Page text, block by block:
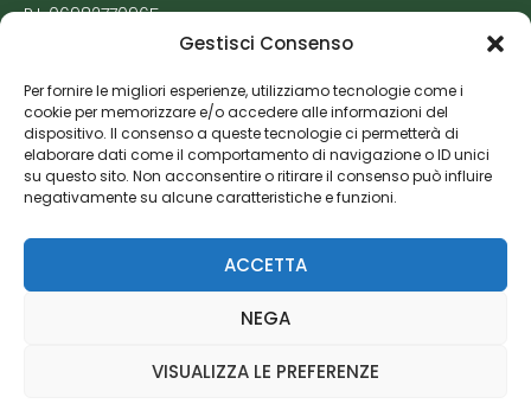
Gestisci Consenso
Per fornire le migliori esperienze, utilizziamo tecnologie come i
cookie per memorizzare e/o accedere alle informazioni del
dispositivo. Il consenso a queste tecnologie ci permetterà di
elaborare dati come il comportamento di navigazione o ID unici
su questo sito. Non acconsentire o ritirare il consenso può influire
negativamente su alcune caratteristiche e funzioni.
ACCETTA
NEGA
VISUALIZZA LE PREFERENZE
P.I. 06982770965
Cookie Policy
Risorse Aggiuntive